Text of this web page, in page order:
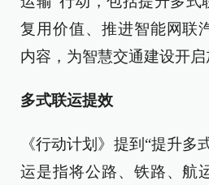
复用价值、推进智能网联
内容，为智慧交通建设开启
多式联运提效
《行动计划》提到“提升多
运是指将公路、铁路、航